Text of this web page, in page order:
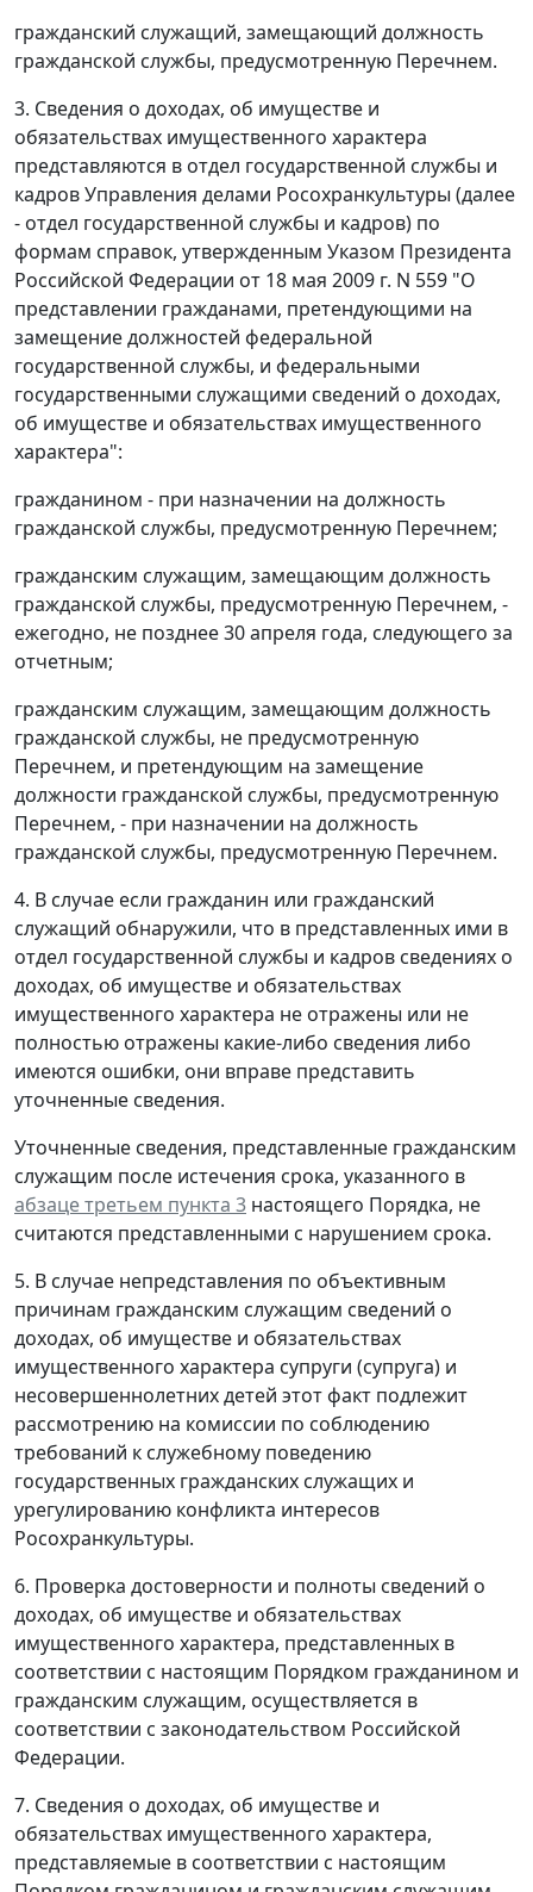
гражданский служащий, замещающий должность
гражданской службы, предусмотренную Перечнем.
3. Сведения о доходах, об имуществе и
обязательствах имущественного характера
представляются в отдел государственной службы и
кадров Управления делами Росохранкультуры (далее
- отдел государственной службы и кадров) по
формам справок, утвержденным Указом Президента
Российской Федерации от 18 мая 2009 г. N 559 "О
представлении гражданами, претендующими на
замещение должностей федеральной
государственной службы, и федеральными
государственными служащими сведений о доходах,
об имуществе и обязательствах имущественного
характера":
гражданином - при назначении на должность
гражданской службы, предусмотренную Перечнем;
гражданским служащим, замещающим должность
гражданской службы, предусмотренную Перечнем, -
ежегодно, не позднее 30 апреля года, следующего за
отчетным;
гражданским служащим, замещающим должность
гражданской службы, не предусмотренную
Перечнем, и претендующим на замещение
должности гражданской службы, предусмотренную
Перечнем, - при назначении на должность
гражданской службы, предусмотренную Перечнем.
4. В случае если гражданин или гражданский
служащий обнаружили, что в представленных ими в
отдел государственной службы и кадров сведениях о
доходах, об имуществе и обязательствах
имущественного характера не отражены или не
полностью отражены какие-либо сведения либо
имеются ошибки, они вправе представить
уточненные сведения.
Уточненные сведения, представленные гражданским
служащим после истечения срока, указанного в
абзаце третьем пункта 3 настоящего Порядка, не
считаются представленными с нарушением срока.
5. В случае непредставления по объективным
причинам гражданским служащим сведений о
доходах, об имуществе и обязательствах
имущественного характера супруги (супруга) и
несовершеннолетних детей этот факт подлежит
рассмотрению на комиссии по соблюдению
требований к служебному поведению
государственных гражданских служащих и
урегулированию конфликта интересов
Росохранкультуры.
6. Проверка достоверности и полноты сведений о
доходах, об имуществе и обязательствах
имущественного характера, представленных в
соответствии с настоящим Порядком гражданином и
гражданским служащим, осуществляется в
соответствии с законодательством Российской
Федерации.
7. Сведения о доходах, об имуществе и
обязательствах имущественного характера,
представляемые в соответствии с настоящим